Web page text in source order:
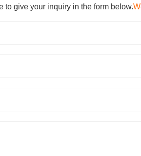
to give your inquiry in the form below.